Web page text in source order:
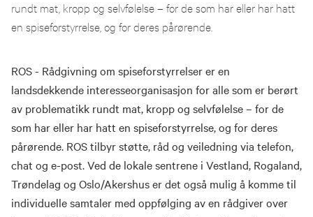
rundt mat, kropp og selvfølelse – for de som har eller har hatt
en spiseforstyrrelse, og for deres pårørende.
ROS - Rådgivning om spiseforstyrrelser er en
landsdekkende interesseorganisasjon for alle som er berørt
av problematikk rundt mat, kropp og selvfølelse – for de
som har eller har hatt en spiseforstyrrelse, og for deres
pårørende. ROS tilbyr støtte, råd og veiledning via telefon,
chat og e-post. Ved de lokale sentrene i Vestland, Rogaland,
Trøndelag og Oslo/Akershus er det også mulig å komme til
individuelle samtaler med oppfølging av en rådgiver over